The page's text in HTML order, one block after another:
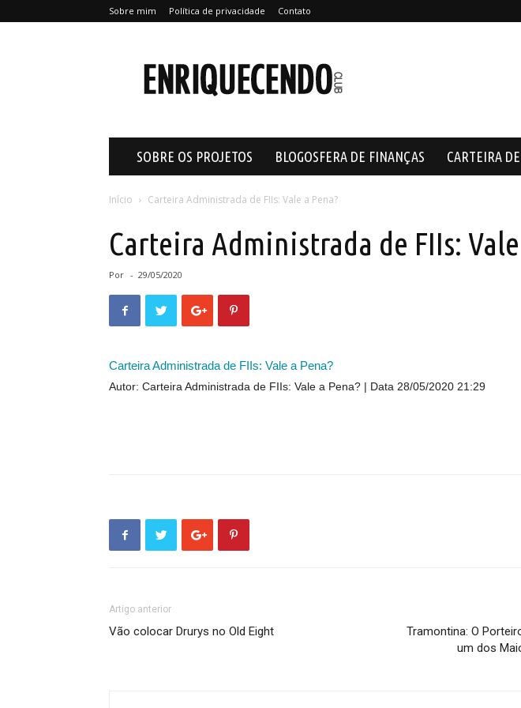
Sobre mim Política de privacidade Contato
SOBRE OS PROJETOS BLOGOSFERA DE FINANÇAS CARTEIRA
Início Carteira Administrada de FIIs: Vale a Pena?
Carteira Administrada de FIIs:
Por - 29/05/2020
Carteira Administrada de FIIs: Vale a Pena?
Autor: Carteira Administrada de FIIs: Vale a Pena? Data 28/05/2020 21:29
Artigo anterior
Vão colocar Drurys no Old Eight
Tramontina: O
um dos